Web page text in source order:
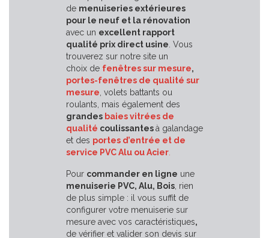
de menuiseries extérieures
pour le neuf et la rénovation
avec un excellent rapport
qualité prix direct usine . Vous
trouverez sur notre site un
choix de fenêtres sur mesure,
portes-fenêtres de qualité sur
mesure , volets battants ou
roulants, mais également des
grandes baies vitrées de
qualité coulissantesà galandage
et des portes d’entrée et de
service PVC Alu ou Acier
Pour commander en ligne une
menuiserie PVC, Alu, Bois , rien
de plus simple : il vous suffit de
configurer votre menuiserie sur
mesure avec vos caractéristiques,
de vérifier et valider son devis sur